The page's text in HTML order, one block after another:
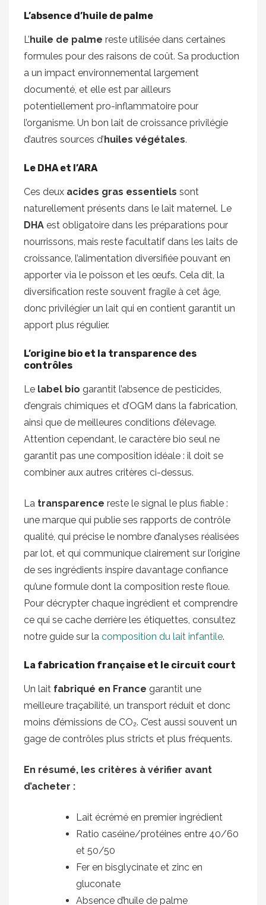
L’absence d’huile de palme
L’huile de palme reste utilisée dans certaines
formules pour des raisons de coût. Sa production
a un impact environnemental largement
documenté, et elle est par ailleurs
potentiellement pro-inflammatoire pour
l’organisme. Un bon lait de croissance privilégie
d’autres sources d’huiles végétales.
Le DHA et l’ARA
Ces deux acides gras essentiels sont
naturellement présents dans le lait maternel. Le
DHA est obligatoire dans les préparations pour
nourrissons, mais reste facultatif dans les laits de
croissance, l’alimentation diversifiée pouvant en
apporter via le poisson et les œufs. Cela dit, la
diversification reste souvent fragile à cet âge,
donc privilégier un lait qui en contient garantit un
apport plus régulier.
L’origine bio et la transparence des
contrôles
Le label bio garantit l’absence de pesticides,
d’engrais chimiques et d’OGM dans la fabrication,
ainsi que de meilleures conditions d’élevage.
Attention cependant, le caractère bio seul ne
garantit pas une composition idéale : il doit se
combiner aux autres critères ci-dessus.
La transparence reste le signal le plus fiable :
une marque qui publie ses rapports de contrôle
qualité, qui précise le nombre d’analyses réalisées
par lot, et qui communique clairement sur l’origine
de ses ingrédients inspire davantage confiance
qu’une formule dont la composition reste floue.
Pour décrypter chaque ingrédient et comprendre
ce qui se cache derrière les étiquettes, consultez
notre guide sur la composition du lait infantile.
La fabrication française et le circuit court
Un lait fabriqué en France garantit une
meilleure traçabilité, un transport réduit et donc
moins d’émissions de CO₂. C’est aussi souvent un
gage de contrôles plus stricts et plus fréquents.
En résumé, les critères à vérifier avant
d’acheter :
Lait écrémé en premier ingrédient
Ratio caséine/protéines entre 40/60
et 50/50
Fer en bisglycinate et zinc en
gluconate
Absence d’huile de palme